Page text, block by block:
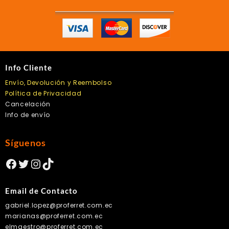
Info Cliente
Envío, Devolución y Reembolso
Política de Privacidad
Cancelación
Info de envío
Síguenos
Facebook
Twitter
Instagram
TikTok
Email de Contacto
gabriel.lopez@proferret.com.ec
marianas@proferret.com.ec
elmaestro@proferret.com.ec